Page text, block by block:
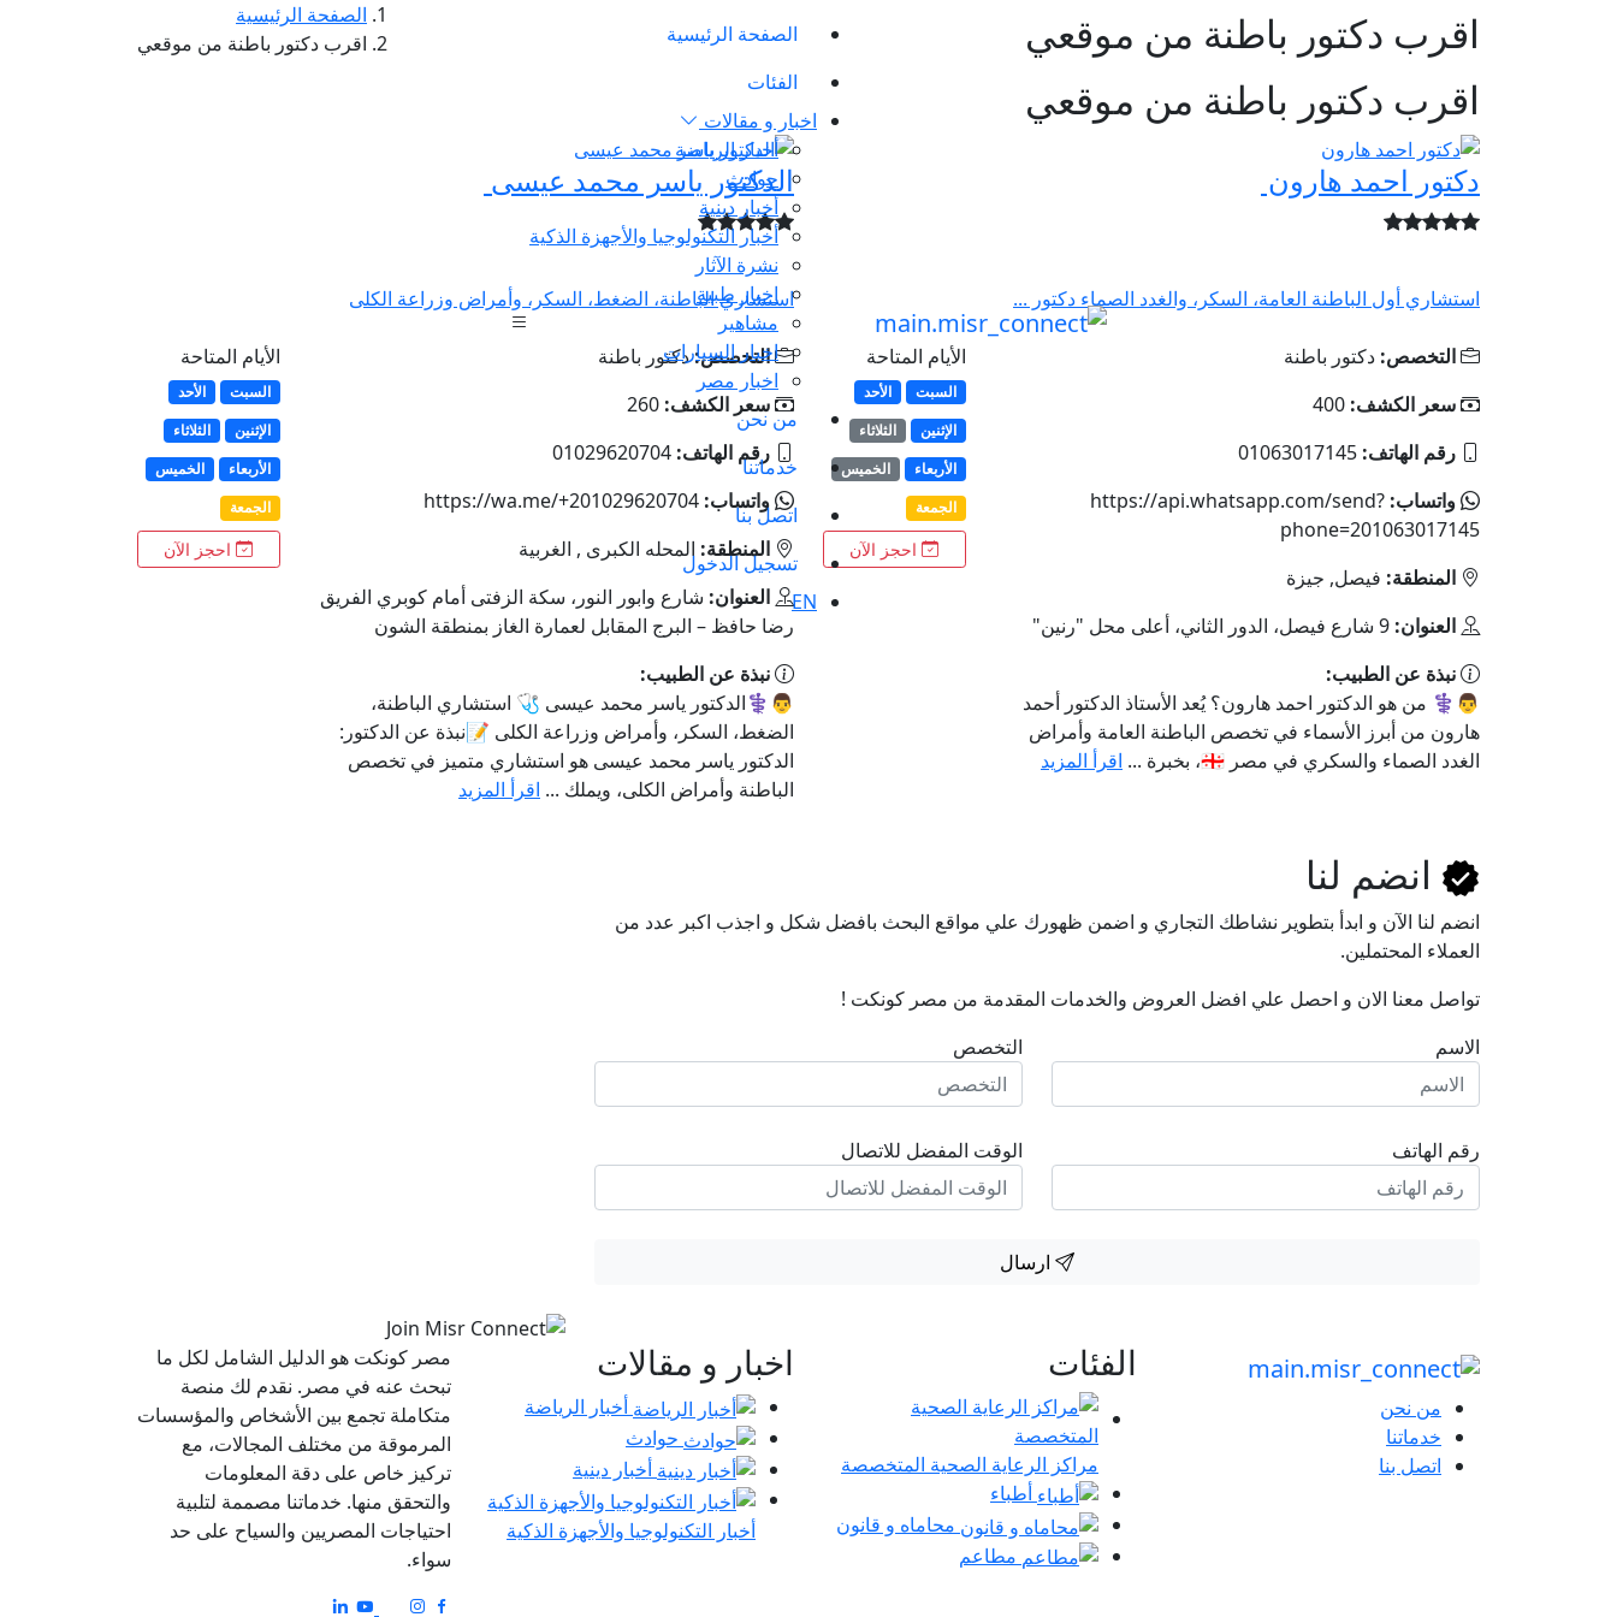
الصفحة الرئيسية
الفئات
اخبار و مقالات
أخبار الرياضة
حوادث
أخبار دينية
أخبار التكنولوجيا والأجهزة الذكية
نشرة الآثار
اخبار طبية
مشاهير
اخبار السيارات
اخبار مصر
من نحن
خدماتنا
اتصل بنا
تسجيل الدخول
EN
اقرب دكتور باطنة من موقعي
الصفحة الرئيسية
اقرب دكتور باطنة من موقعي
اقرب دكتور باطنة من موقعي
دكتور احمد هارون
استشاري أول الباطنة العامة، السكر، والغدد الصماء دكتور ...
التخصص: دكتور باطنة
سعر الكشف: 400
رقم الهاتف: 01063017145
واتساب: https://api.whatsapp.com/send?
phone=201063017145
المنطقة: فيصل, جيزة
العنوان: 9 شارع فيصل، الدور الثاني، أعلى محل "رنين"
نبذة عن الطبيب:
👨⚕️ من هو الدكتور احمد هارون؟ يُعد الأستاذ الدكتور أحمد
هارون من أبرز الأسماء في تخصص الباطنة العامة وأمراض
الغدد الصماء والسكري في مصر 🇪🇬، بخبرة ...
اقرأ المزيد
الأيام المتاحة
السبت
الأحد
الإثنين
الثلاثاء
الأربعاء
الخميس
الجمعة
احجز الآن
الدكتور ياسر محمد عيسى
استشاري الباطنة، الضغط، السكر، وأمراض وزراعة الكلى
التخصص:دكتور باطنة
سعر الكشف: 260
رقم الهاتف: 01029620704
واتساب: https://wa.me/+201029620704
المنطقة: المحله الكبرى , الغربية
العنوان: شارع وابور النور، سكة الزفتى أمام كوبري الفريق
رضا حافظ – البرج المقابل لعمارة الغاز بمنطقة الشون
نبذة عن الطبيب:
👨⚕️الدكتور ياسر محمد عيسى 🩺 استشاري الباطنة،
الضغط، السكر، وأمراض وزراعة الكلى 📝نبذة عن الدكتور:
الدكتور ياسر محمد عيسى هو استشاري متميز في تخصص
الباطنة وأمراض الكلى، ويملك ... اقرأ المزيد
الأيام المتاحة
السبت
الأحد
الإثنين
الثلاثاء
الأربعاء
الخميس
الجمعة
احجز الآن
انضم لنا
انضم لنا اﻵن و ابدأ بتطوير نشاطك التجاري و اضمن ظهورك علي مواقع البحث بافضل شكل و اجذب اكبر عدد من
العملاء المحتملين.
تواصل معنا الان و احصل علي افضل العروض والخدمات المقدمة من مصر كونكت !
الاسم
رقم الهاتف
التخصص
الوقت المفضل للاتصال
ارسال
من نحن
خدماتنا
اتصل بنا
الفئات
مراكز الرعاية الصحية المتخصصة
أطباء
محاماه و قانون
مطاعم
اخبار و مقالات
أخبار الرياضة
حوادث
أخبار دينية
أخبار التكنولوجيا والأجهزة الذكية
مصر كونكت هو الدليل الشامل لكل ما
تبحث عنه في مصر. نقدم لك منصة
متكاملة تجمع بين الأشخاص والمؤسسات
المرموقة من مختلف المجالات، مع
تركيز خاص على دقة المعلومات
والتحقق منها. خدماتنا مصممة لتلبية
احتياجات المصريين والسياح على حد
سواء.